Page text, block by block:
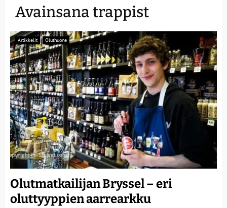
Avainsana trappist
Artikkelit Oluthuone
Olutmatkailijan Bryssel – eri
oluttyyppien aarrearkku